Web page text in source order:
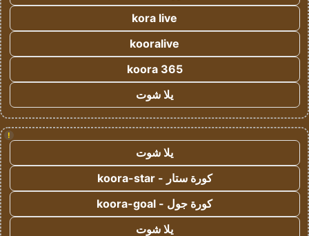
kora live
kooralive
koora 365
يلا شوت
!
يلا شوت
كورة ستار - koora-star
كورة جول - koora-goal
يلا شوت